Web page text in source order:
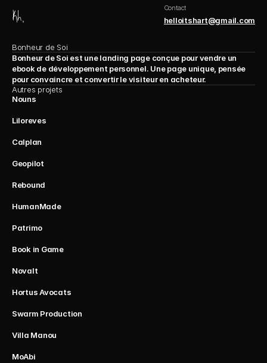
Contact
helloitshart@gmail.com
Bonheur de Soi
Bonheur de Soi est une landing page conçue pour vendre un
ebook de développement personnel. Une page unique, pensée
pour convaincre et convertir le visiteur en acheteur.
Autres projets
Nouns
Liloreves
Calplan
Geopilot
Rebound
HumanMade
Patrimo
Book in Game
Novalt
Hortus Avocats
Swarm Production
Villa Manou
MoAbi